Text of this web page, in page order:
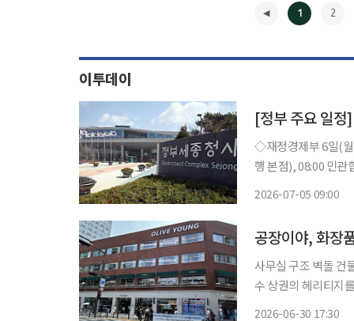
1 2
이투데이
[정부 주요 일
◇재정경제부 6일(월) △경제부총리 07:35 24시간 외환시장 개장 계기 딜링룸 방문(하나은
행 본점), 08:00 민관합동
2026-07-05 09:00
사무실 구조 벽돌 건
수 상권의 헤리티지
2026-06-30 17:30